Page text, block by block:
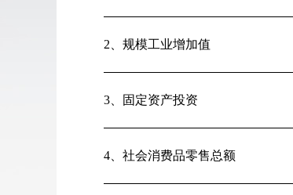
2、规模工业增加值
3、固定资产投资
4、社会消费品零售总额